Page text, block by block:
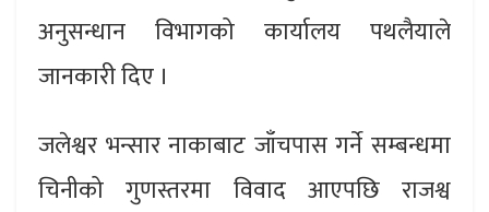
अनुसन्धान विभागको कार्यालय पथलैयाले
जानकारी दिए ।
जलेश्वर भन्सार नाकाबाट जाँचपास गर्ने सम्बन्धमा
चिनीको गुणस्तरमा विवाद आएपछि राजश्व